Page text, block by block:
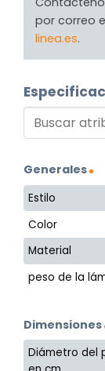
por correo
linea.es.
Generales
Estilo
Color
Material
peso de la
Dimensiones
Diámetro del